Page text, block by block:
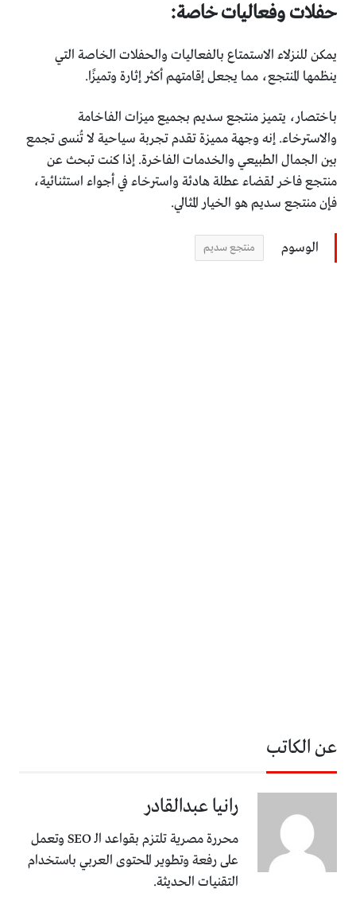
حفلات وفعاليات خاصة:
يمكن للنزلاء الاستمتاع بالفعاليات والحفلات الخاصة التي
ينظمها المنتجع، مما يجعل إقامتهم أكثر إثارة وتميزًا.
باختصار، يتميز منتجع سديم بجميع ميزات الفاخامة
والاسترخاء. إنه وجهة مميزة تقدم تجربة سياحية لا تُنسى تجمع
بين الجمال الطبيعي والخدمات الفاخرة. إذا كنت تبحث عن
منتجع فاخر لقضاء عطلة هادئة واسترخاء في أجواء استثنائية،
فإن منتجع سديم هو الخيار المثالي.
الوسوم منتجع سديم
عن الكاتب
رانيا عبدالقادر
محررة مصرية تلتزم بقواعد الـ SEO وتعمل
على رفعة وتطوير المحتوى العربي باستخدام
التقنيات الحديثة.